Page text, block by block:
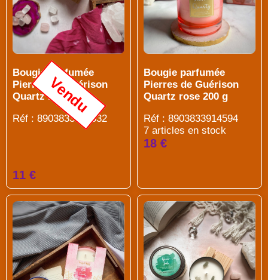
Bougie parfumée
Pierres de Guérison
Quartz rose 80 g
Réf : 8903833914532
Vendu
11 €
Bougie parfumée
Pierres de Guérison
Quartz rose 200 g
Réf : 8903833914594
7 articles en stock
18 €